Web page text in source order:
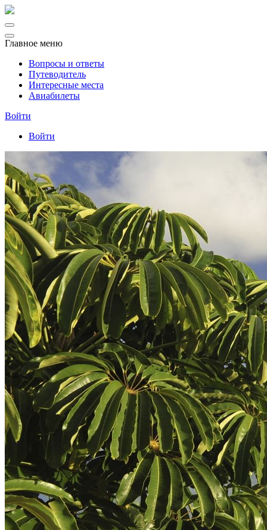
Главное меню
Вопросы и ответы
Путеводитель
Интересные места
Авиабилеты
Войти
Войти